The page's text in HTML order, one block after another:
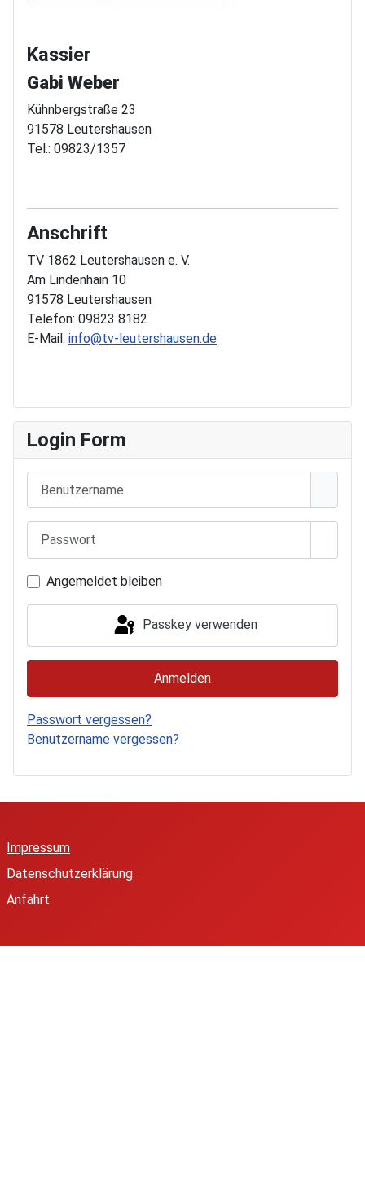
Kassier
Gabi Weber
Kühnbergstraße 23
91578 Leutershausen
Tel.: 09823/1357
Anschrift
TV 1862 Leutershausen e. V.
Am Lindenhain 10
91578 Leutershausen
Telefon: 09823 8182
E-Mail: info@tv-leutershausen.de
Login Form
Angemeldet bleiben
Passkey verwenden
Anmelden
Passwort vergessen?
Benutzername vergessen?
Impressum
Datenschutzerklärung
Anfahrt